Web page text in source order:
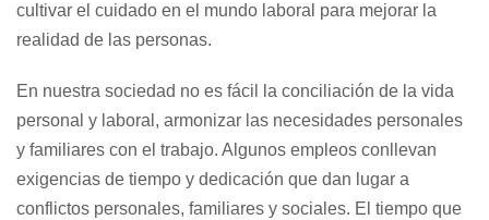
cultivar el cuidado en el mundo laboral para mejorar la
realidad de las personas.
En nuestra sociedad no es fácil la conciliación de la vida
personal y laboral, armonizar las necesidades personales
y familiares con el trabajo. Algunos empleos conllevan
exigencias de tiempo y dedicación que dan lugar a
conflictos personales, familiares y sociales. El tiempo que